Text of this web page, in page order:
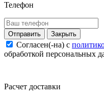
Телефон
Закрыть
Согласен(-на) c
обработкой персональных
Расчет доставки